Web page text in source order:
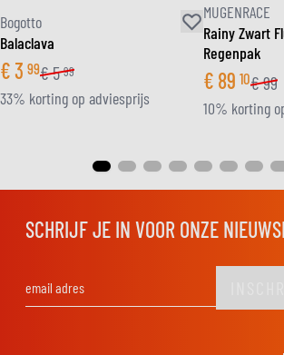
Bogotto
Balaclava
€3 99€5 99
33% korting op adviesprijs
MUGENRACE
Rainy Zwart
Regenpak
€ 89 10€99
10% korting
SCHRIJF JE IN VOOR ONZE